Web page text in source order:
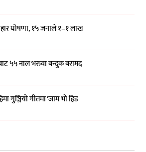
घोषणा, १५ जनाले १–१ लाख
५५ नाल भरुवा बन्दुक बरामद
गुञ्जियो गीतमा ‘जाम भो हिड